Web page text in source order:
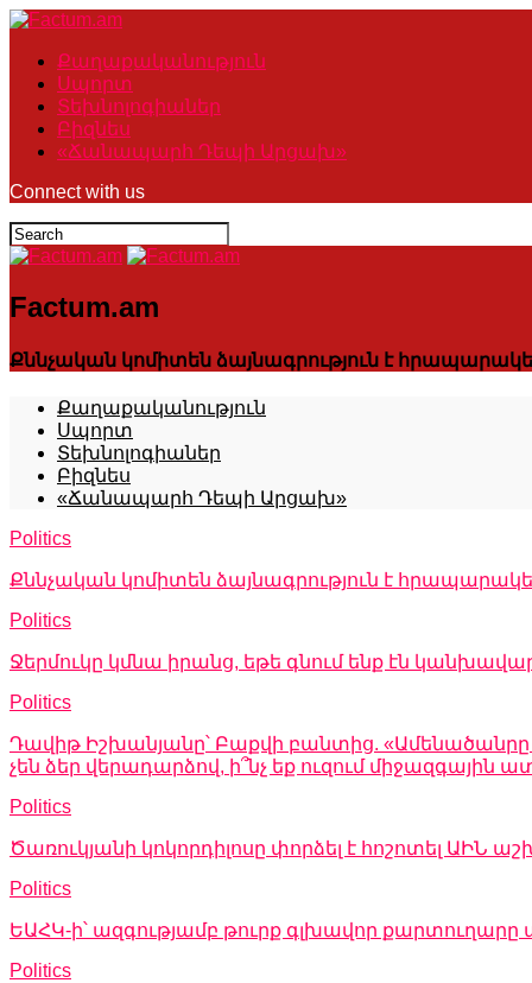
Քաղաքականություն
Սպորտ
Տեխնոլոգիաներ
Բիզնես
«Ճանապարհ Դեպի Արցախ»
Connect with us
Factum.am
Քննչական կոմիտեն ձայնագրություն է
Քաղաքականություն
Սպորտ
Տեխնոլոգիաներ
Բիզնես
«Ճանապարհ Դեպի Արցախ»
Politics
Քննչական կոմիտեն ձայնագրություն է
Politics
Ջերմուկը կմնա իրանց, եթե գնում ենք էն
Politics
Դավիթ Իշխանյանը՝ Բաքվի բանտից. «Ամենածանրը
չեն ձեր վերադարձով, ի՞նչ եք ուզում
Politics
Ծառուկյանի կոկորդիլոսը փորձել է հոշոտել
Politics
ԵԱՀԿ-ի՝ ազգությամբ թուրք գլխավոր
Politics